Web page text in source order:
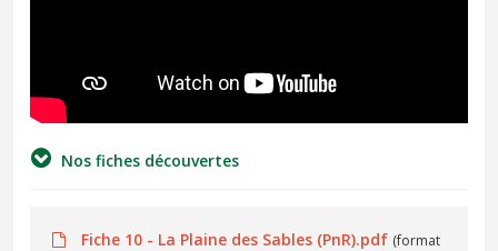
Nos fiches découvertes
Fiche 10 - La Plaine des Sables (PnR).pdf (format